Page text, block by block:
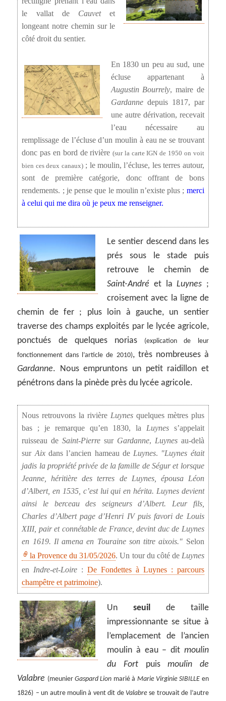
le vallat de Cauvetet
longeant notre chemin sur le
côté droit du sentier.
En 1830 un peu au sud, une
écluse appartenant à
Augustin Bourrely, maire de
Gardannedepuis 1817, par
une autre dérivation, recevait
l’eau nécessaire au
remplissage de l’écluse d’un moulin à eau ne se trouvant
donc pas en bord de rivière(sur la carte IGN de 1950 on voit
bien ces deux canaux); le moulin, l’écluse, les terres autour,
sont de première catégorie, donc offrant de bons
rendements. ; je pense que le moulin n’existe plus ; merci
à celui qui me dira où je peux me renseigner.
Le sentier descend dans les
prés sous le stade puis
retrouve le chemin de
Saint-André et laLuynes ;
croisement avec la ligne de
chemin de fer ; plus loin à gauche, un sentier
traverse des champs exploités par le lycée agricole,
ponctués de quelques norias
(explication de leur
fonctionnement dans l’article de 2010), très nombreuses à
Gardanne. Nous empruntons un petit raidillon et
pénétrons dans la pinède près du lycée agricole.
Nous retrouvons la rivière Luynesquelques mètres plus
bas ; je remarque qu’en 1830, la Luyness’appelait
ruisseau deSaint-Pierre sur Gardanne, Luynesau-delà
sur Aixdans l’ancien hameau de Luynes.
Luynes était
jadis la propriété privée de la famille de Ségur et lorsque
Jeanne, héritière des terres de Luynes, épousa Léon
d’Albert, en 1535, c’est lui qui en hérita. Luynes devient
ainsi le berceau des seigneurs d’Albert. Leur fils,
Charles d’Albert page d’Henri IV puis favori de Louis
XIII, pair et connétable de France, devint duc de Luynes
en 1619. Il amena en Touraine son titre aixois.
Selon
la Provence du 31/05/2026. Un tour du côté de Luynes
en Indre-et-Loire :De Fondettes à Luynes : parcours
champêtre et patrimoine).
Unseuil
de taille
impressionnante se situe à
l’emplacement de l’ancien
moulin à eau – dit moulin
du Fortpuismoulin de
Valabre (meunierGaspard Lion marié à Marie Virginie SIBILLE en
1826) – un autre moulin à vent dit de Valabrese trouvait de l’autre